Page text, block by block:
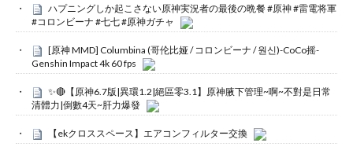
ハプニングしか起こさない原神実況者の最後の晩餐 #原神 #雷電将軍
#コロンビーナ #七七 #原神ガチャ
[原神 MMD] Columbina (哥伦比娅 / コロンビーナ / 원신)-CoCo摇-
Genshin Impact 4k 60 fps
✨🔴【原神6.7版|異環1.2|絕區零3.1】原神腋下管理~啊~不對是日常
清體力|倒數4天~肝力爆發
【ekクロススペース】エアコンフィルター交換